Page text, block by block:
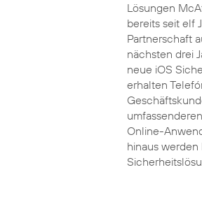
Lösungen
bereits seit elf
Partnerschaft
nächsten drei
neue iOS
erhalten
Online-
hinaus